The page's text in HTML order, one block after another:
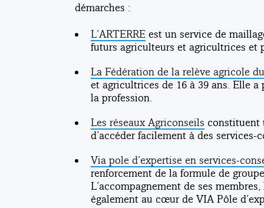
démarches :
L’ARTERRE est un service de
futurs agriculteurs et agricultrices et
La Fédération de la relève agricole
et agricultrices de 16 à 39 ans. Elle
la profession.
Les réseaux Agriconseils constituent
d’accéder facilement à des
Via pole d’expertise en services-
renforcement de la formule de
L’accompagnement de ses
également au cœur de VIA Pôle